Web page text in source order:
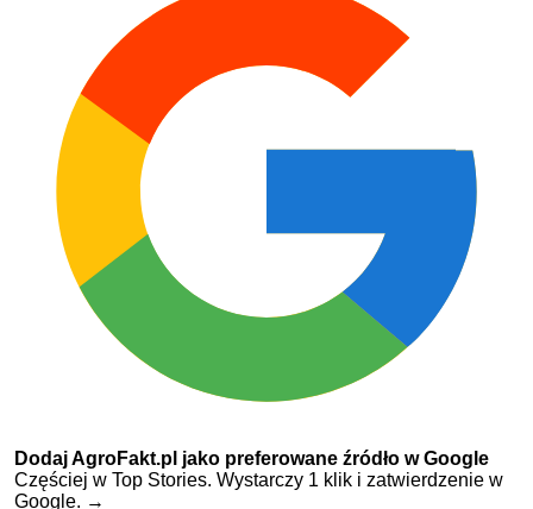
Dodaj AgroFakt.pl jako preferowane źródło w Google
Częściej w Top Stories. Wystarczy 1 klik i zatwierdzenie w
Google. →